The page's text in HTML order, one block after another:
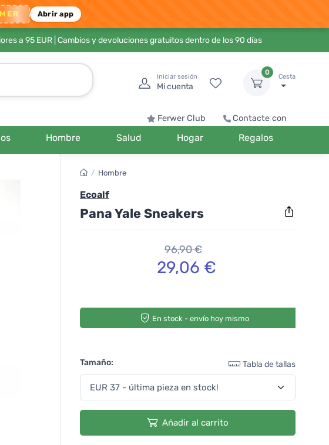
Abrir app
a 95 EUR| Cambios y devoluciones gratuitos dentro de los 90 días
Iniciar sesión
Mi cuenta
0
Cesta
Ferwer Club Contacte con
Hombre Salud Hogar Regalos
/ Hombre
Ecoalf
Pana Yale Sneakers
96,90 €
29,06 €
En stock - envío hoy mismo
Tamaño: Tabla de tallas
Añadir al carrito